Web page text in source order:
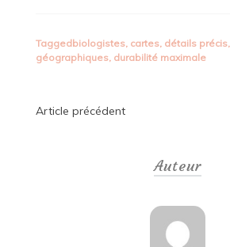
Taggedbiologistes, cartes, détails précis,
géographiques, durabilité maximale
Navigation
Article précédent
Auteur